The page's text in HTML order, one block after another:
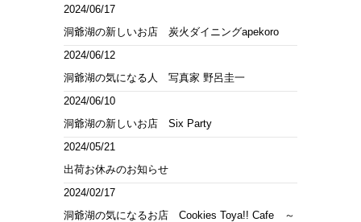
2024/06/17
洞爺湖の新しいお店 炭火ダイニングapekoro
2024/06/12
洞爺湖の気になる人 写真家 野呂圭一
2024/06/10
洞爺湖の新しいお店 Six Party
2024/05/21
出荷お休みのお知らせ
2024/02/17
洞爺湖の気になるお店 Cookies Toya!! Cafe ～